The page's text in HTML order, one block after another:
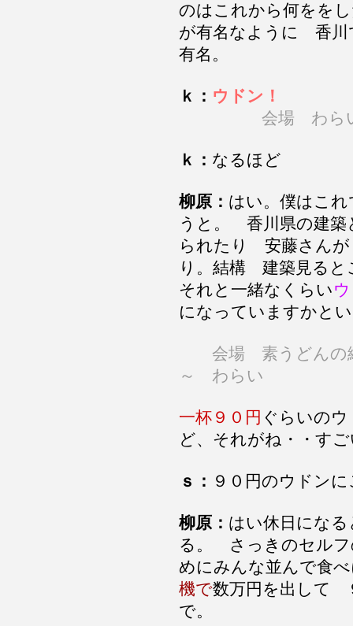
のはこれから何をを
が有名なように 香川
有名。
ｋ： ウドン！
会場 わら
ｋ： なるほど
柳原： はい。僕はこ
うと。 香川県の建築
られたり 安藤さん
り。結構 建築見ると
それと一緒なくらい
になっていますかと
会場 素うどんの
～ わらい
一杯９０円 ぐらいの
ど、それがね・・す
ｓ： ９０円のウドン
柳原： はい休日にな
る。 さっきのセルフ
めにみんな並んで食
機で数万円を出して
で。